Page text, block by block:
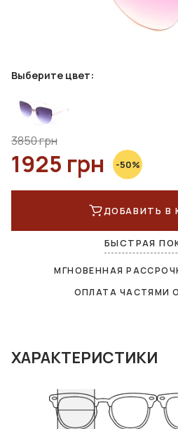
Выберите цвет:
3850 грн
1925 грн -50%
ДОБАВИТЬ В
БЫСТРАЯ
МГНОВЕННАЯ
ОПЛАТА ЧАСТЯМИ
ХАРАКТЕРИСТИКИ